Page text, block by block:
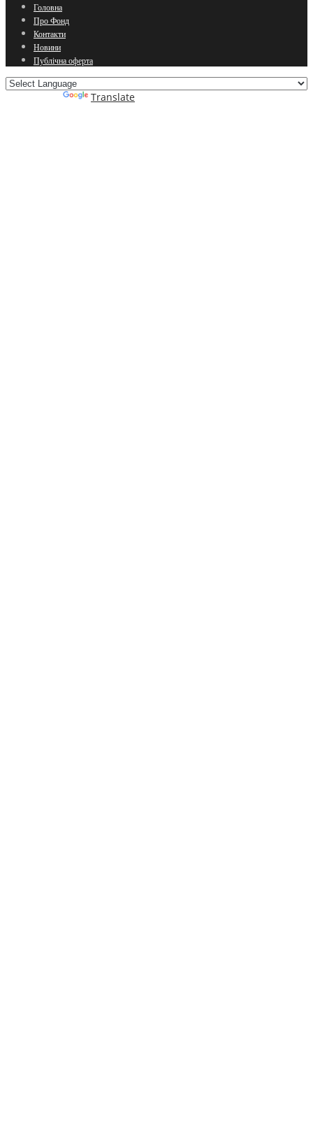
Головна
Про Фонд
Контакти
Новини
Публічна оферта
Translate